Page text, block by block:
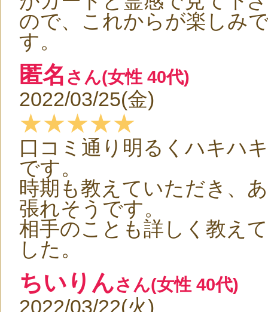
ので、これからが楽しみ
す。
匿名 さん(女性 40代)
2022/03/25(金)
★★★★★
口コミ通り明るくハキハ
です。
時期も教えていただき、
張れそうです。
相手のことも詳しく教え
した。
ちいりんさん(女性 40代)
2022/03/22(火)